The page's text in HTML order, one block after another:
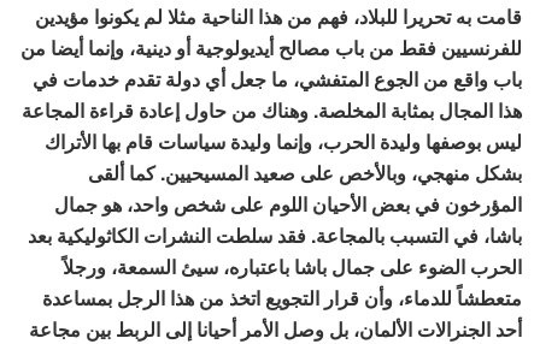
قامت به تحريرا للبلاد، فهم من هذا الناحية مثلا لم يكونوا مؤيدين
للفرنسيين فقط من باب مصالح أيديولوجية أو دينية، وإنما أيضا من
باب واقع من الجوع المتفشي، ما جعل أي دولة تقدم خدمات في
هذا المجال بمثابة المخلصة. وهناك من حاول إعادة قراءة المجاعة
ليس بوصفها وليدة الحرب، وإنما وليدة سياسات قام بها الأتراك
بشكل منهجي، وبالأخص على صعيد المسيحيين. كما ألقى
المؤرخون في بعض الأحيان اللوم على شخص واحد، هو جمال
باشا، في التسبب بالمجاعة. فقد سلطت النشرات الكاثوليكية بعد
الحرب الضوء على جمال باشا باعتباره، سيئ السمعة، ورجلاً
متعطشاً للدماء، وأن قرار التجويع اتخذ من هذا الرجل بمساعدة
أحد الجنرالات الألمان، بل وصل الأمر أحيانا إلى الربط بين مجاعة